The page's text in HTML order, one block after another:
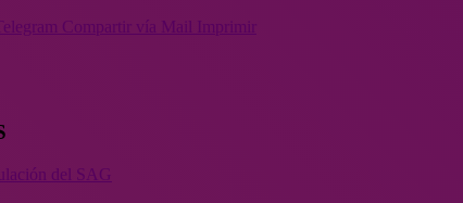
Telegram Compartir vía Mail